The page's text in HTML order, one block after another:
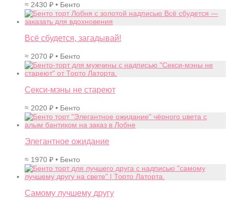
≈ 2430 ₽ • Бенто
Всё сбудется, загадывай!
≈ 2070 ₽ • Бенто
Секси-мэны не стареют
≈ 2020 ₽ • Бенто
Элегантное ожидание
≈ 1970 ₽ • Бенто
Самому лучшему другу